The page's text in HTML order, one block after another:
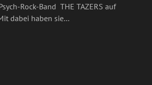
Rock-Band THE TAZERS auf
dabei haben sie…